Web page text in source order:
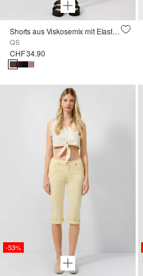
Shorts aus Viskosemix mit Elastikbund
QS
CHF 34.90
-53%